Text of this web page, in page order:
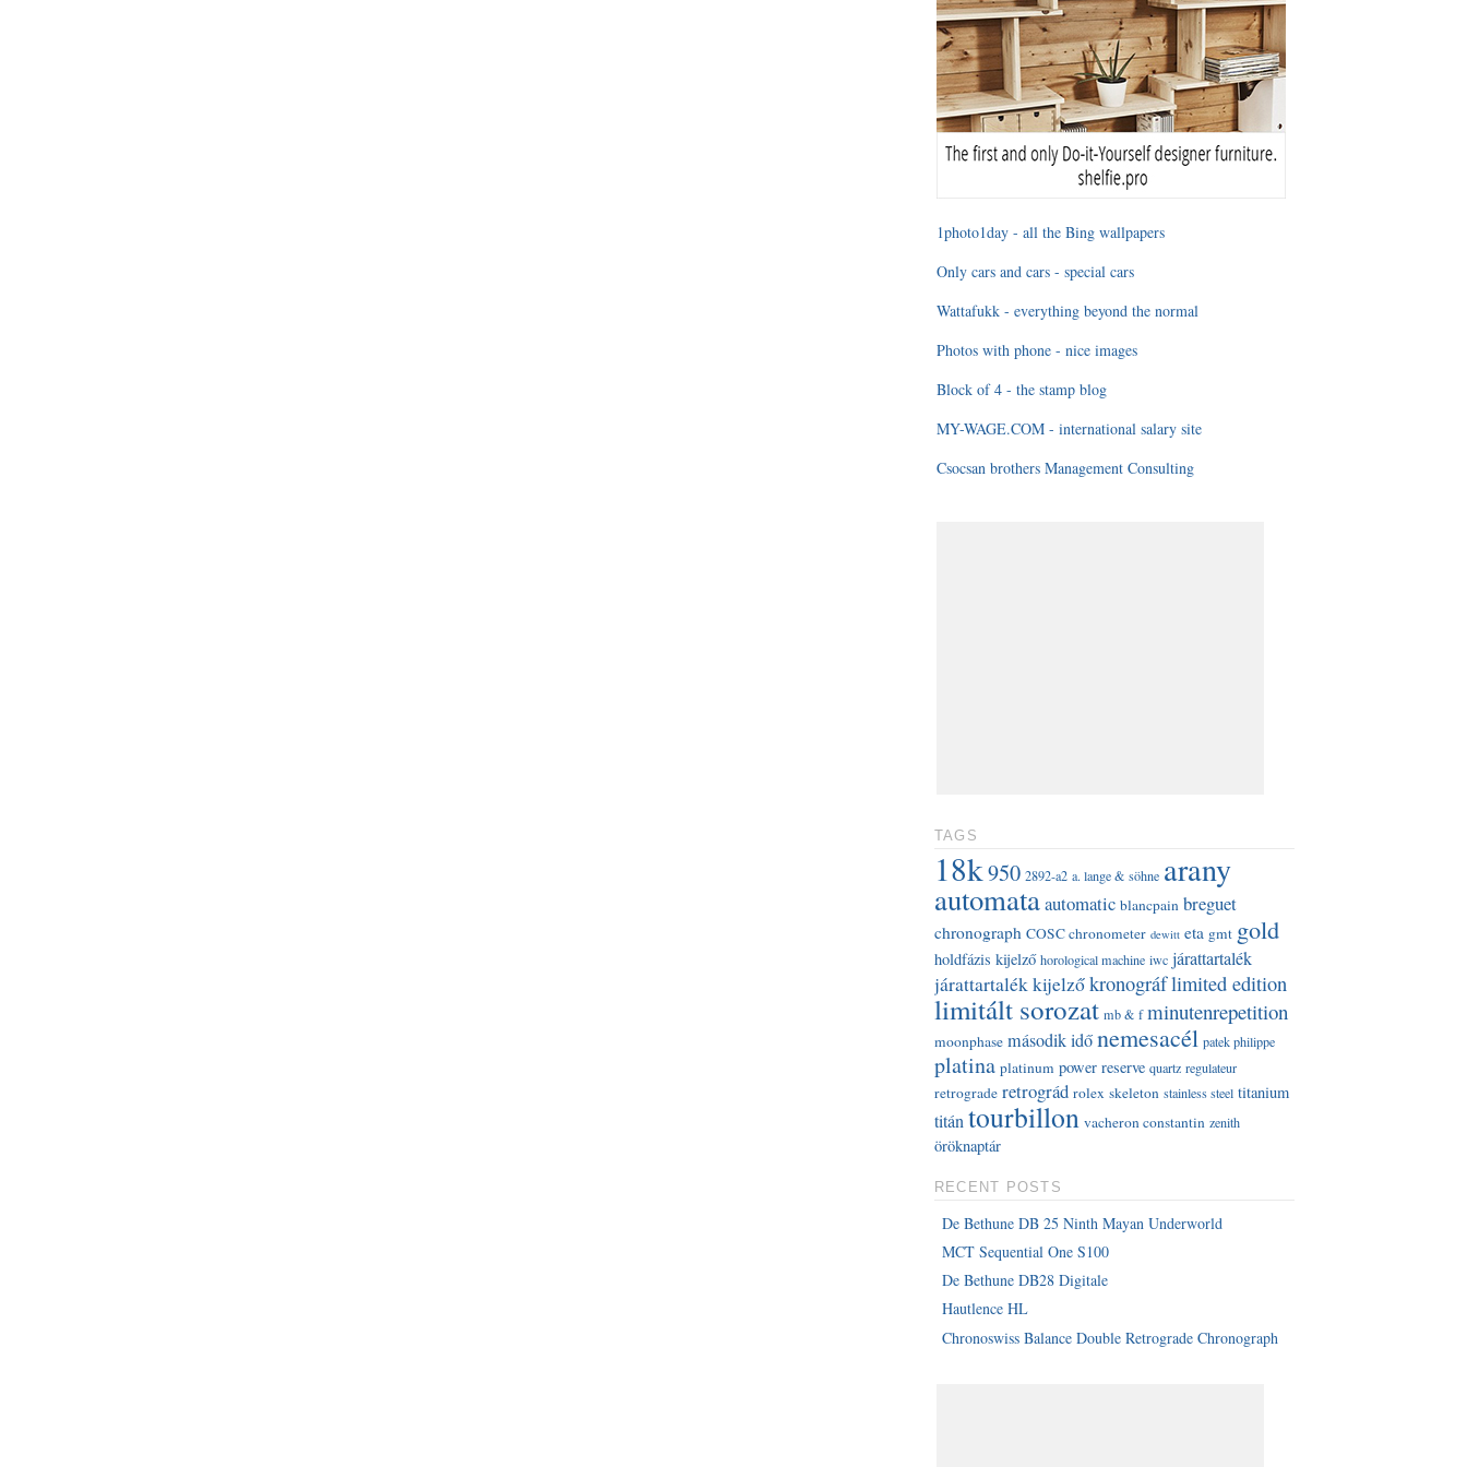
1photo1day - all the Bing wallpapers
Only cars and cars - special cars
Wattafukk - everything beyond the normal
Photos with phone - nice images
Block of 4 - the stamp blog
MY-WAGE.COM - international salary site
Csocsan brothers Management Consulting
TAGS
18k950 2892-a2 a. lange & söhne arany
automataautomatic blancpain breguet
chronograph COSC chronometer dewitt eta gmt gold
holdfázis kijelző horological machine iwc járattartalék
járattartalék kijelzőkronográflimited edition
limitált sorozat mb & f minutenrepetition
moonphase második időnemesacél patek philippe
platina platinum power reserve quartz regulateur
retrograde retrográd rolex skeleton stainless steel titanium
titántourbillon vacheron constantin zenith
öröknaptár
RECENT POSTS
De Bethune DB 25 Ninth Mayan Underworld
MCT Sequential One S100
De Bethune DB28 Digitale
Hautlence HL
Chronoswiss Balance Double Retrograde Chronograph